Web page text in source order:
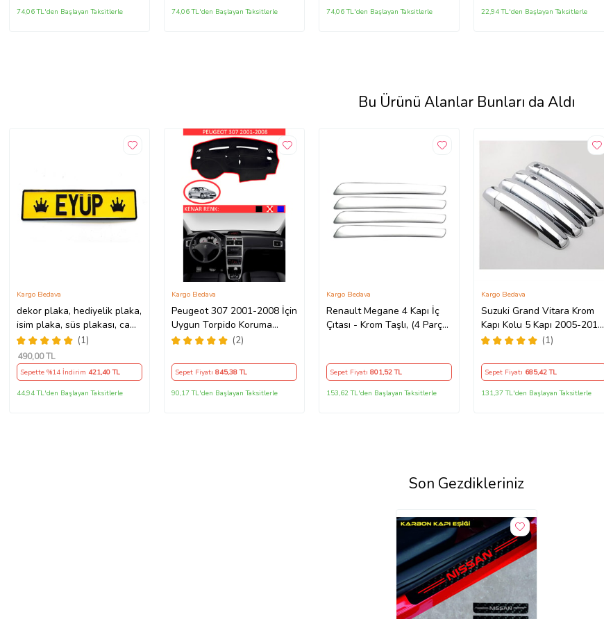
74,06 TL'den Başlayan Taksitlerle 74,06 TL'den Başlayan Taksitlerle 74,06 TL'den Başlayan Taksitlerle 22,94 TL'den Başlayan Taksitlerle
Bu Ürünü Alanlar Bunları da Aldı
dekor plaka, hediyelik plaka,
isim plaka, süs plakası, cam
önü plakası, tırcı plakası
(Sarı-Siyah)
(1)
Kargo Bedava
490,00 TL
Sepette %14 İndirim 421,40 TL
44,94 TL'den Başlayan Taksitlerle
Peugeot 307 2001-2008 İçin
Uygun Torpido Koruma
Halısı Siyah Kenar Renk
(2)
Kargo Bedava
Sepet Fiyatı 845,38 TL
90,17 TL'den Başlayan Taksitlerle
Renault Megane 4 Kapı İç
Çıtası - Krom Taşlı, (4 Parça)
Kargo Bedava
Sepet Fiyatı 801,52 TL
153,62 TL'den Başlayan Taksitlerle
Suzuki Grand Vitara Krom
Kapı Kolu 5 Kapı 2005-2017
(SENSÖRLÜ) P.ÇELİK
(1)
Kargo Bedava
Sepet Fiyatı 685,42 TL
131,37 TL'den Başlayan Taksitlerle
Son Gezdikleriniz